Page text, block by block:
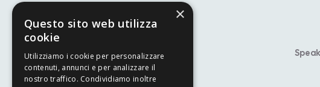
×
Questo sito web utilizza
cookie
Utilizziamo i cookie per personalizzare
contenuti, annunci e per analizzare il
nostro traffico. Condividiamo inoltre